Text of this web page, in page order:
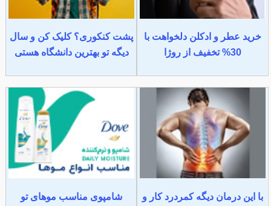
خرید عطر و ادکلن دلخواهت با
30% تخفیف از روژا
پشت کنکوری؟ کلیک کن و سال
دیگه تو بهترین دانشگاه هستی
با این درمان دیگه کمردرد کار و
شامپوی مناسب موهای تو